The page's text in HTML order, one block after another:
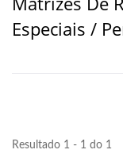
Especiais /
Resultado 1 - 1 do 1